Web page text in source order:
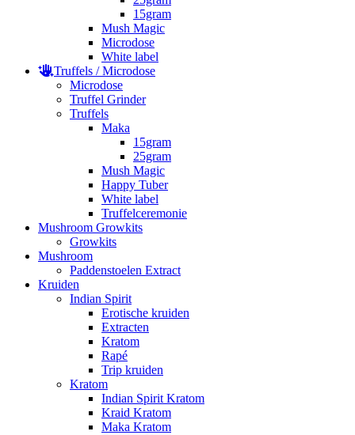
15gram
Mush Magic
Microdose
White label
Truffels / Microdose
Microdose
Truffel Grinder
Truffels
Maka
15gram
25gram
Mush Magic
Happy Tuber
White label
Truffelceremonie
Mushroom Growkits
Growkits
Mushroom
Paddenstoelen Extract
Kruiden
Indian Spirit
Erotische kruiden
Extracten
Kratom
Rapé
Trip kruiden
Kratom
Indian Spirit Kratom
Kraid Kratom
Maka Kratom